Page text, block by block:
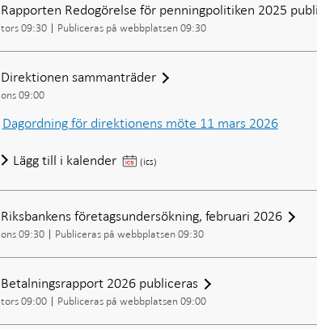
Rapporten Redogörelse för penningpolitiken 2025
tors 09:30 Publiceras på webbplatsen 09:30
Direktionen sammanträder
ons 09:00
Dagordning för direktionens möte 11 mars 2026
Lägg till i kalender Direktionen
(ics)
Riksbankens företagsundersökning, februari 2026
ons 09:30 Publiceras på webbplatsen 09:30
Betalningsrapport 2026 publiceras
tors 09:00 Publiceras på webbplatsen 09:00